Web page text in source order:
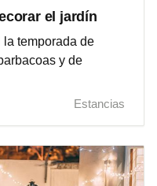
el jardín
la temporada de
y de
Estancias